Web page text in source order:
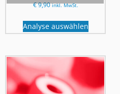
€9,90 inkl. MwSt.
Analyse auswählen